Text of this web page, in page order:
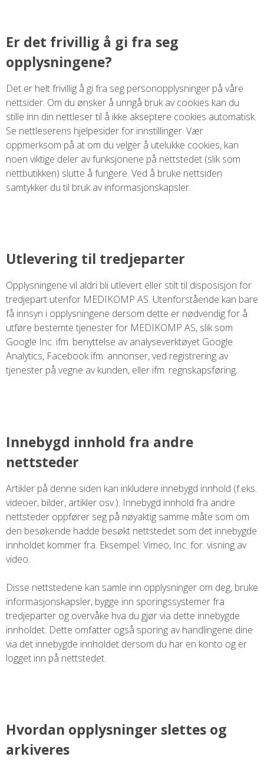
Er det frivillig å gi fra seg
opplysningene?
Det er helt frivillig å gi fra seg personopplysninger på våre
nettsider. Om du ønsker å unngå bruk av cookies kan du
stille inn din nettleser til å ikke akseptere cookies automatisk.
Se nettleserens hjelpesider for innstillinger. Vær
oppmerksom på at om du velger å utelukke cookies, kan
noen viktige deler av funksjonene på nettstedet (slik som
nettbutikken) slutte å fungere. Ved å bruke nettsiden
samtykker du til bruk av informasjonskapsler.
Utlevering til tredjeparter
Opplysningene vil aldri bli utlevert eller stilt til disposisjon for
tredjepart utenfor MEDIKOMP AS. Utenforstående kan bare
få innsyn i opplysningene dersom dette er nødvendig for å
utføre bestemte tjenester for MEDIKOMP AS, slik som
Google Inc. ifm. benyttelse av analyseverktøyet Google
Analytics, Facebook ifm. annonser, ved registrering av
tjenester på vegne av kunden, eller ifm. regnskapsføring.
Innebygd innhold fra andre
nettsteder
Artikler på denne siden kan inkludere innebygd innhold (f.eks.
videoer, bilder, artikler osv.). Innebygd innhold fra andre
nettsteder oppfører seg på nøyaktig samme måte som om
den besøkende hadde besøkt nettstedet som det innebygde
innholdet kommer fra. Eksempel: Vimeo, Inc. for. visning av
video.
Disse nettstedene kan samle inn opplysninger om deg, bruke
informasjonskapsler, bygge inn sporingssystemer fra
tredjeparter og overvåke hva du gjør via dette innebygde
innholdet. Dette omfatter også sporing av handlingene dine
via det innebygde innholdet dersom du har en konto og er
logget inn på nettstedet.
Hvordan opplysninger slettes og
arkiveres